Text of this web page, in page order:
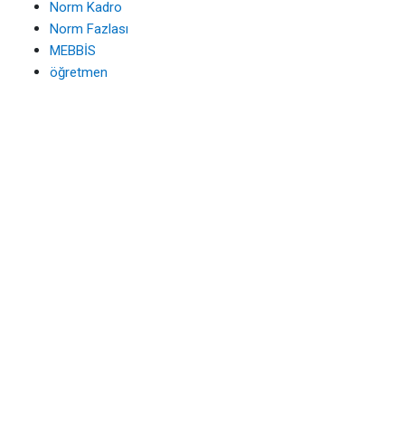
Norm Kadro
Norm Fazlası
MEBBİS
öğretmen